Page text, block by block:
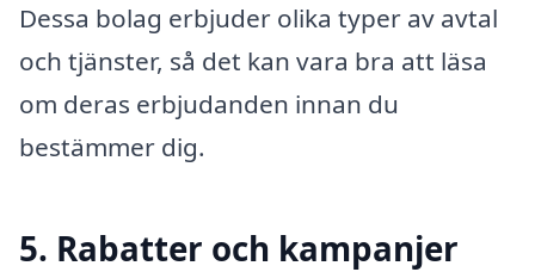
Dessa bolag erbjuder olika typer av avtal
och tjänster, så det kan vara bra att läsa
om deras erbjudanden innan du
bestämmer dig.
5. Rabatter och kampanjer